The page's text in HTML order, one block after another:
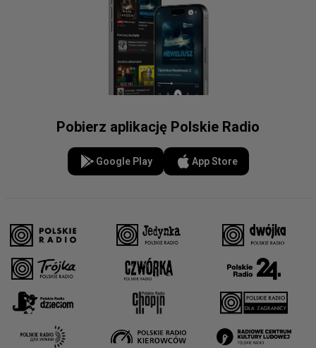
Pobierz aplikację Polskie Radio
Google Play App Store